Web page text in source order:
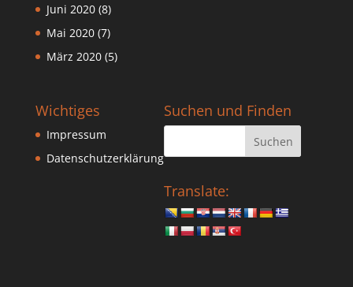
Juni 2020(8)
Mai 2020(7)
März 2020(5)
Wichtiges
Impressum
Datenschutzerklärung
Suchen und Finden
Translate: